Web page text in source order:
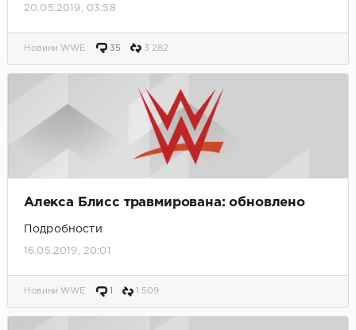
20.05.2019, 03:58
Новини WWE 35 3 282
Алекса Блисс травмирована: обновлено
Подробности
16.05.2019, 20:01
Новини WWE 1 1 509